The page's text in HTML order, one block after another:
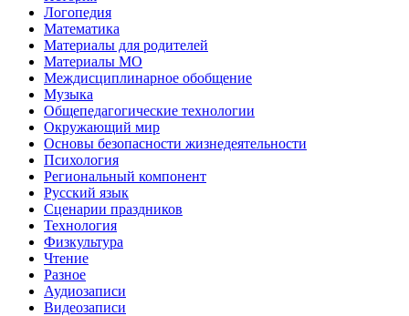
Логопедия
Математика
Материалы для родителей
Материалы МО
Междисциплинарное обобщение
Музыка
Общепедагогические технологии
Окружающий мир
Основы безопасности жизнедеятельности
Психология
Региональный компонент
Русский язык
Сценарии праздников
Технология
Физкультура
Чтение
Разное
Аудиозаписи
Видеозаписи